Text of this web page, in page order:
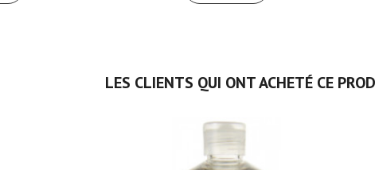
LES CLIENTS QUI ONT ACHETÉ CE